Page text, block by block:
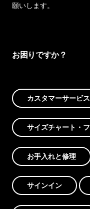
願いします。
お困りですか？
カスタマーサービス
サイズチャート・
お手入れと修理
サインイン